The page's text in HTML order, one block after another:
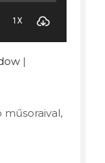
1X
|
műsoraival,